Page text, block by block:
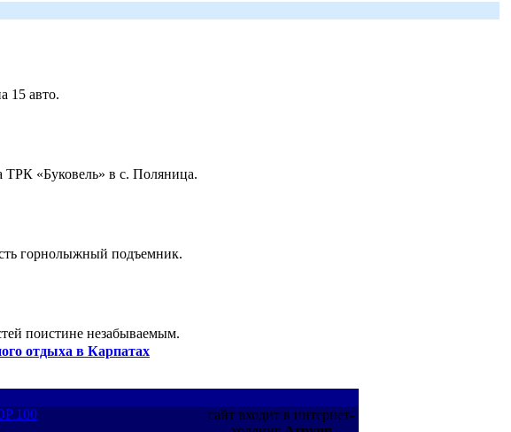
15 авто.
ТРК «Буковель» в с. Поляница.
горнолыжный подъемник.
поистине незабываемым.
отдыха в Карпатах
сайт входит в интернет-